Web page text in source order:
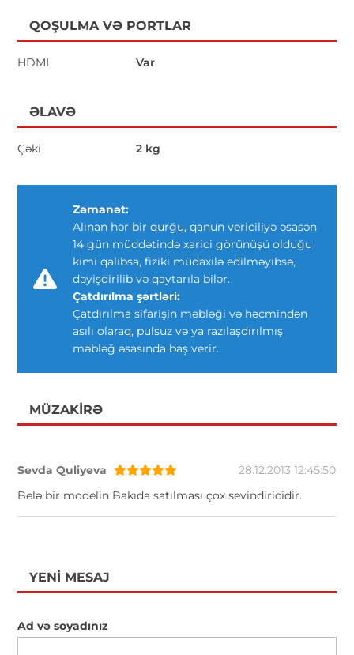
QOŞULMA VƏ PORTLAR
HDMI Var
ƏLAVƏ
Çəki 2 kg
Zəmanət:
Alınan hər bir qurğu, qanun vericiliyə əsasən
14 gün müddətində xarici görünüşü olduğu
kimi qalıbsa, fiziki müdaxilə edilməyibsə,
dəyişdirilib və qaytarıla bilər.
Çatdırılma şərtləri:
Çatdırılma sifarişin məbləği və həcmindən
asılı olaraq, pulsuz və ya razılaşdırılmış
məbləğ əsasında baş verir.
MÜZAKIRƏ
Sevda Quliyeva
28.12.2013 12:45:50
Belə bir modelin Bakıda satılması çox sevindiricidir.
YENI MESAJ
Ad və soyadınız